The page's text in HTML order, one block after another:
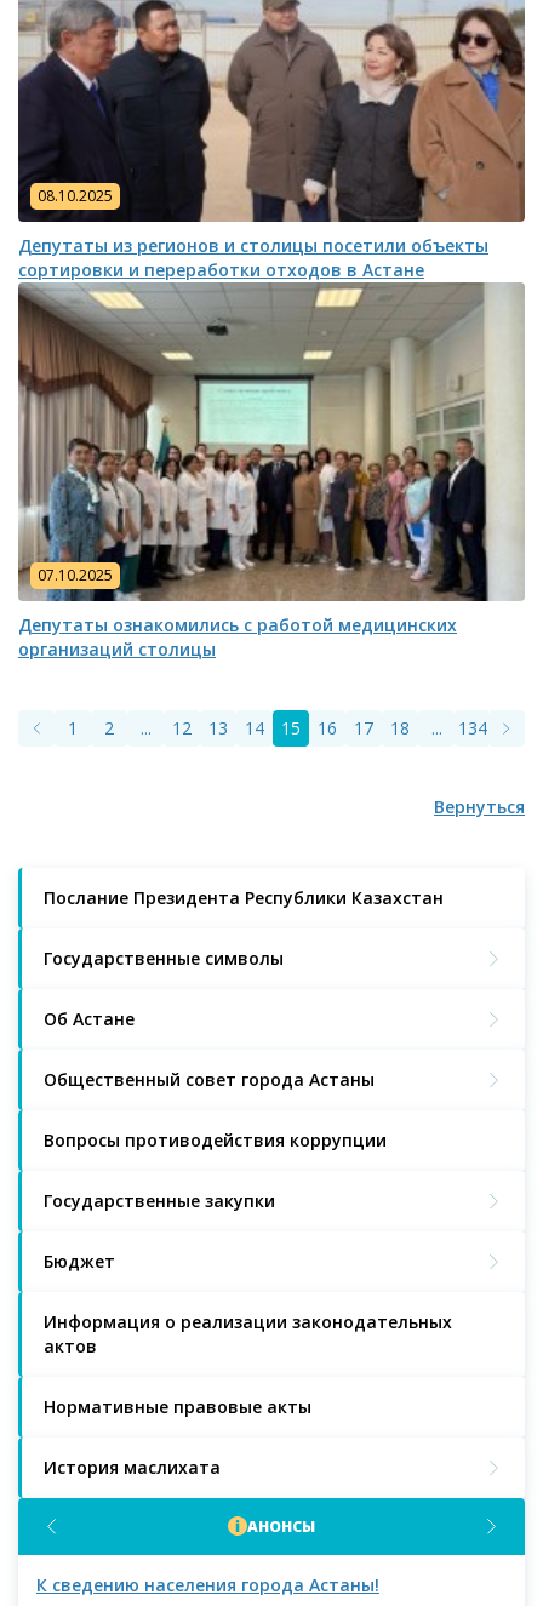
Послание Президента Республики Казахстан
Государственные символы
Об Астане
Общественный совет города Астаны
Вопросы противодействия коррупции
Государственные закупки
Бюджет
Информация о реализации законодательных
актов
Нормативные правовые акты
История маслихата
АНОНСЫ
К сведению населения города Астаны!
08.10.2025
Депутаты из регионов и столицы посетили объекты
сортировки и переработки отходов в Астане
07.10.2025
Депутаты ознакомились с работой медицинских
организаций столицы
1 2 ... 12 13 14 15 16 17 18 ... 134 135
Вернуться